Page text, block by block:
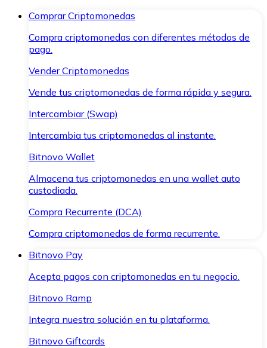
Comprar Criptomonedas
Compra criptomonedas con diferentes métodos de
pago.
Vender Criptomonedas
Vende tus criptomonedas de forma rápida y segura.
Intercambiar (Swap)
Intercambia tus criptomonedas al instante.
Bitnovo Wallet
Almacena tus criptomonedas en una wallet auto
custodiada.
Compra Recurrente (DCA)
Compra criptomonedas de forma recurrente.
Bitnovo Pay
Acepta pagos con criptomonedas en tu negocio.
Bitnovo Ramp
Integra nuestra solución en tu plataforma.
Bitnovo Giftcards